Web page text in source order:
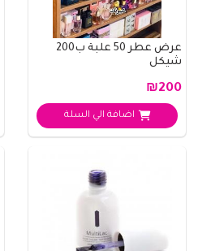
عرض عطر 50 علبة ب200
شيكل
₪200
اضافة الي السلة